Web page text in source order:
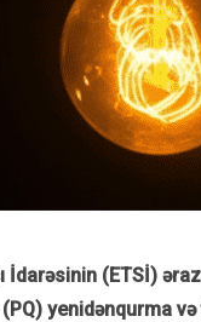
İdarəsinin (ETSİ)
yenidənqurma